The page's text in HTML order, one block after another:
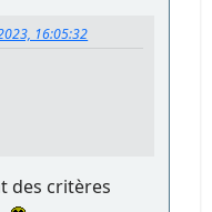
16:05:32
des critères